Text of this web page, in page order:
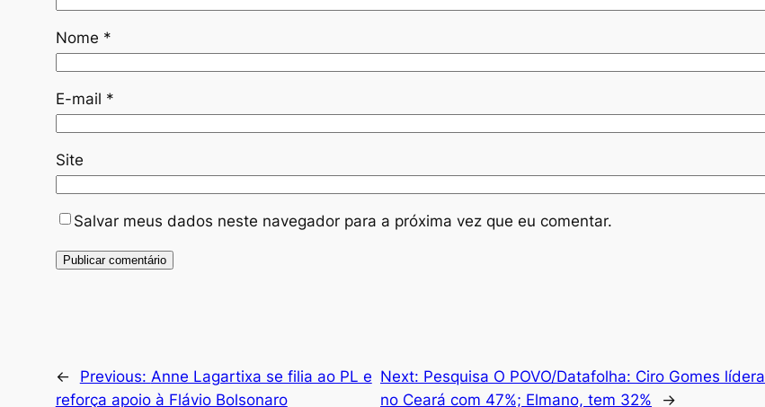
Nome *
E-mail *
Site
Salvar meus dados neste navegador para a próxima vez que eu comentar.
← Previous: Anne Lagartixa se filia ao PL e
reforça apoio à Flávio Bolsonaro
Next: Pesquisa O POVO/Datafolha: Ciro Gomes lídera
no Ceará com 47%; Elmano, tem 32%
→